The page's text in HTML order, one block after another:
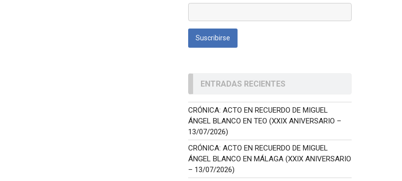
ENTRADAS RECIENTES
CRÓNICA: ACTO EN RECUERDO DE MIGUEL
ÁNGEL BLANCO EN TEO (XXIX ANIVERSARIO –
13/07/2026)
CRÓNICA: ACTO EN RECUERDO DE MIGUEL
ÁNGEL BLANCO EN MÁLAGA (XXIX ANIVERSARIO
– 13/07/2026)